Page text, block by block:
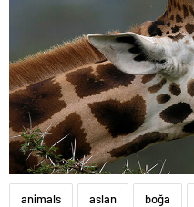
animals aslan boğa